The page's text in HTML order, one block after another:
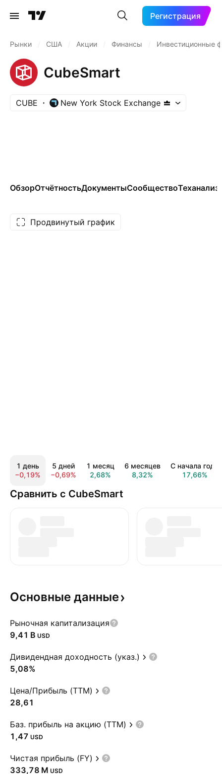
Регистрация
Рынки США Акции Финансы Инвестиционные
CubeSmart
CUBE New York Stock Exchange
ОбзорОтчётностьДокументыСообществоТеханализ
Продвинутый график
1 день
−0,19%
5 дней
−0,69%
1 месяц
2,68%
6 месяцев
8,32%
С начала года
17,66%
Сравнить с CubeSmart
Основные данные
Рыночная капитализация
‪9,41 B‬ USD
Дивидендная доходность (указ.)
5,08%
Цена/Прибыль (TTM)
28,61
Баз. прибыль на акцию (TTM)
1,47 USD
Чистая прибыль (FY)
‪333,78 M‬ USD